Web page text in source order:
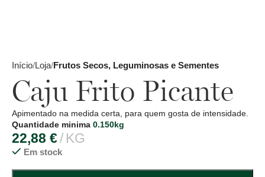
Início Loja Frutos Secos, Leguminosas e Sementes
Caju Frito Picante
Apimentado na medida certa, para quem gosta de intensidade.
Quantidade minima 0.150kg
22,88 € KG
Em stock